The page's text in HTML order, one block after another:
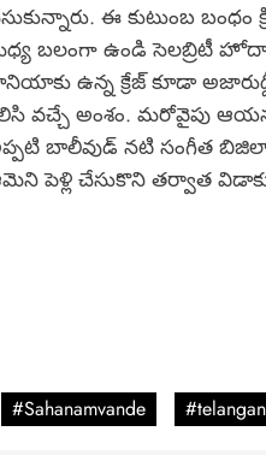
ఈ కుటుంబ బంధం
బలంగా ఉండి సెలబ్రిటీ
ఉన్న క్రేజ్ కూడా
వచ్చే అంశం. మరోవైపు
బాలీవుడ్ నటి సంగీత
పెళ్లి చేసుకొని తర్వాత
#Sahanamvande